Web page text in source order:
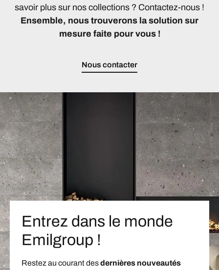
savoir plus sur nos collections ? Contactez-nous !
Ensemble, nous trouverons la solution sur
mesure faite pour vous !
Nous contacter
Entrez dans le monde
Emilgroup !
Restez au courant desdernières nouveautés